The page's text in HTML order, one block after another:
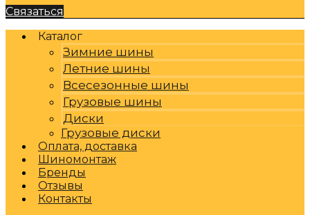
Связаться
Каталог
Зимние шины
Летние шины
Всесезонные шины
Грузовые шины
Диски
Грузовые диски
Оплата, доставка
Шиномонтаж
Бренды
Отзывы
Контакты